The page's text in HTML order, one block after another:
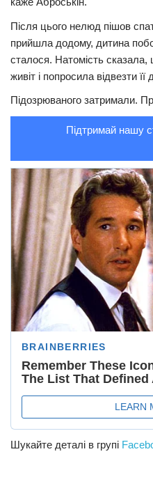
#Війна
Після цього нелюд пішов
прийшла додому, дитина
сталося. Натомість
живіт і попросила відвезти її
Підозрюваного затримали.
Підтримай нашу
Шукайте деталі в групі